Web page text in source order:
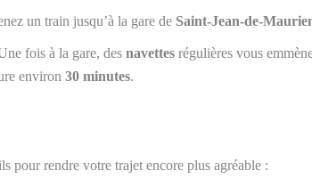
un train jusqu’à la gare de Saint-Jean-de-
fois à la gare, des navettes régulières vous
environ 30 minutes.
pour rendre votre trajet encore plus agréable :